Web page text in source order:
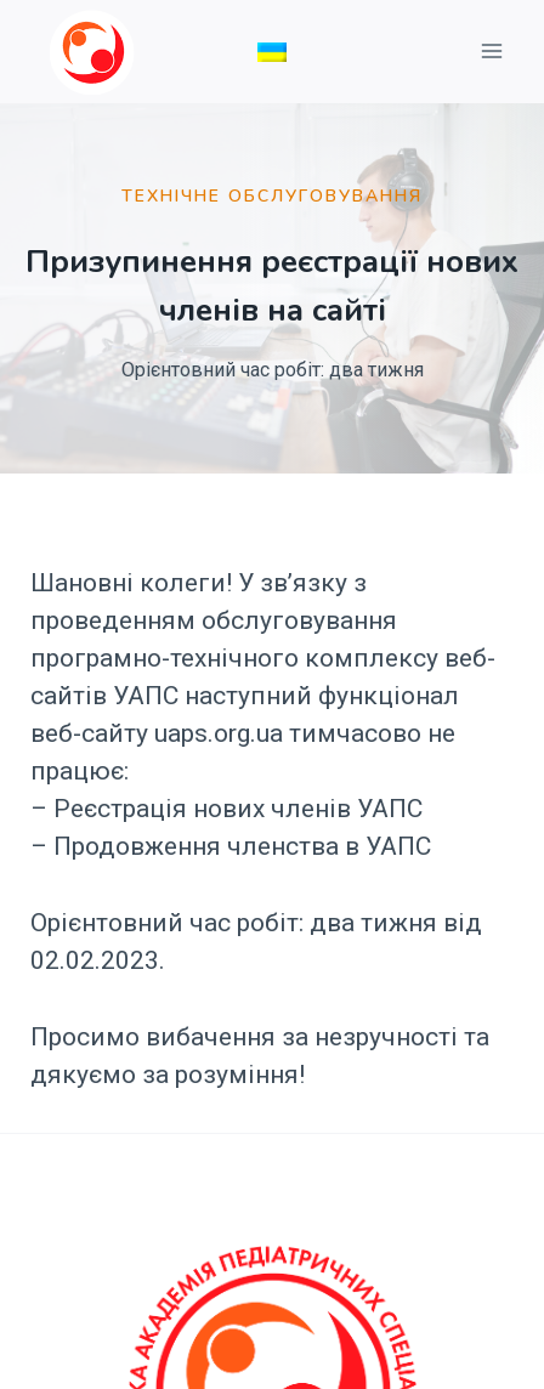
Перейти
ТЕХНІЧНЕ ОБСЛУГОВУВАННЯ
Призупинення реєстрації нових
членів на сайті
Орієнтовний час робіт: два тижня
Шановні колеги! У зв’язку з
проведенням обслуговування
програмно-технічного комплексу веб-
сайтів УАПС наступний функціонал
веб-сайту uaps.org.ua тимчасово не
працює:
– Реєстрація нових членів УАПС
– Продовження членства в УАПС
Орієнтовний час робіт: два тижня від
02.02.2023.
Просимо вибачення за незручності та
дякуємо за розуміння!